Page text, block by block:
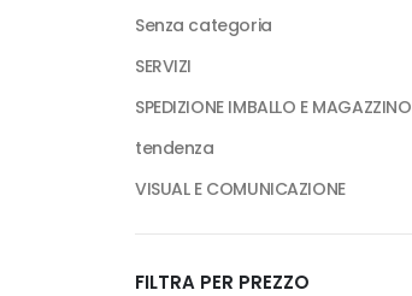
Senza categoria
SERVIZI
SPEDIZIONE IMBALLO E MAGAZZINO
tendenza
VISUAL E COMUNICAZIONE
FILTRA PER PREZZO